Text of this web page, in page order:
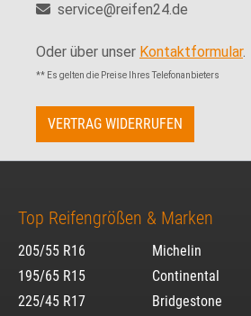
service@reifen24.de
Oder über unser Kontaktformular.
** Es gelten die Preise Ihres Telefonanbieters
VERTRAG WIDERRUFEN
Top Reifengrößen & Marken
205/55 R16
195/65 R15
225/45 R17
Michelin
Continental
Bridgestone